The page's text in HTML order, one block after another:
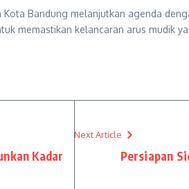
Bandung melanjutkan agenda
memastikan kelancaran arus mudik
Kadar
Next Article
Persiapan